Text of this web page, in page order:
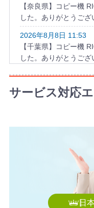
【奈良県】コピー機
した。ありがとうござ
2026年8月8日 11:53
【千葉県】コピー機
した。ありがとうござ
2026年8月8日 10:58
【福岡県】複合機
した。ありがとうござ
【和歌山県】複合機
せを頂きました。あり
サービス対応
日